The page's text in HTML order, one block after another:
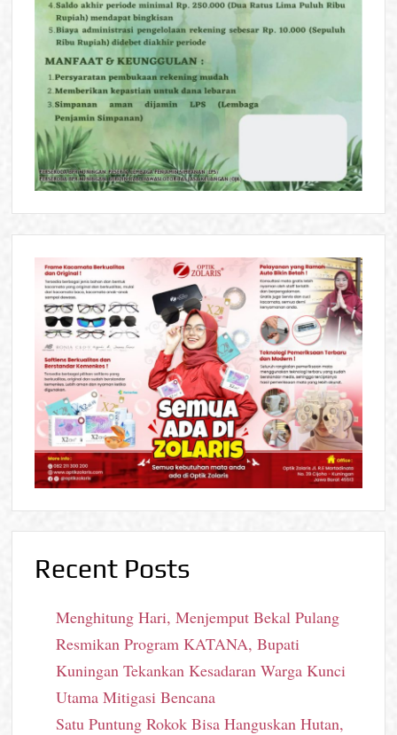
Recent Posts
Menghitung Hari, Menjemput Bekal Pulang
Resmikan Program KATANA, Bupati
Kuningan Tekankan Kesadaran Warga Kunci
Utama Mitigasi Bencana
Satu Puntung Rokok Bisa Hanguskan Hutan,